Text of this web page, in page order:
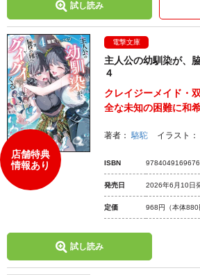
試し読み
店舗特典
情報あり
電撃文庫
主人公の幼馴染が、
４
クレイジーメイド・
全な未知の困難に
著者：駱駝 イラスト：
ISBN 9784049169676
発売日 2026年6月10日
定価 968円 （本体880
試し読み